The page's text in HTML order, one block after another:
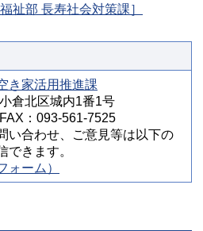
祉部 長寿社会対策課］
き家活用推進課
倉北区城内1番1号
：093-561-7525
い合わせ、ご意見等は以下の
できます。
ォーム）